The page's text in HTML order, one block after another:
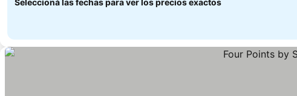
Seleccioná las fechas para ver los precios exactos